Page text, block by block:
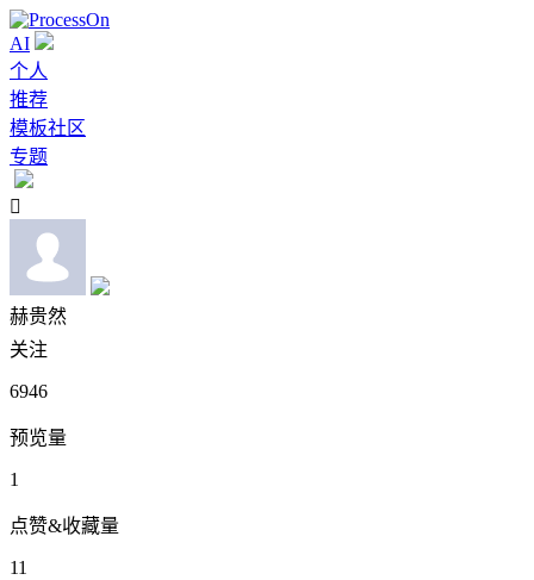
AI
个人
推荐
模板社区
专题

赫贵然
关注
6946
预览量
1
点赞&收藏量
11